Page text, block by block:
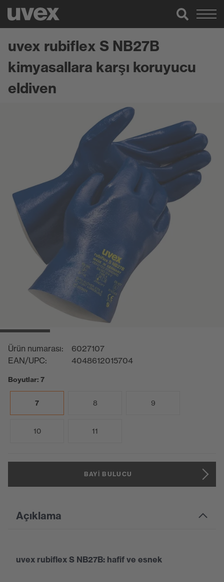
uvex rubiflex S NB27B
kimyasallara karşı koruyucu
eldiven
Ürün numarası:
6027107
EAN/UPC:
4048612015704
Boyutlar: 7
7 8 9
10 11
BAYI BULUCU
Açıklama
uvex rubiflex S NB27B: hafif ve esnek